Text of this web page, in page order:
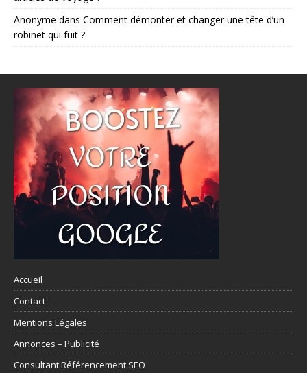
Anonyme dans Comment démonter et changer une tête d’un
robinet qui fuit ?
Accueil
Contact
Mentions Légales
Annonces – Publicité
Consultant Référencement SEO